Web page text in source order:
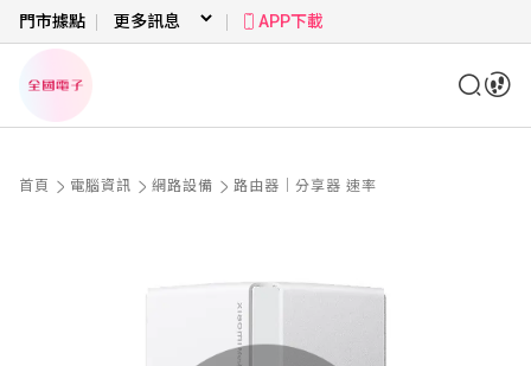
門市據點 APP下載
首頁 電腦資訊 網路設備 路由器｜分享器 速率